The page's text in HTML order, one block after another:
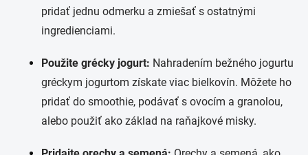
pridať jednu odmerku a zmiešať s ostatnými
ingredienciami.
Použite grécky jogurt: Nahradením bežného jogurtu
gréckym jogurtom získate viac bielkovín. Môžete ho
pridať do smoothie, podávať s ovocím a granolou,
alebo použiť ako základ na raňajkové misky.